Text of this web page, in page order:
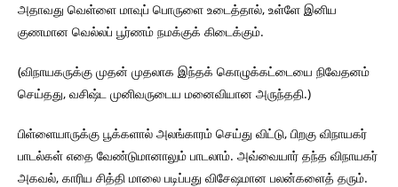
அதாவது வெள்ளை மாவுப் பொருளை உடைத்தால், உள்ளே இனிய
குணமான வெல்லப் பூர்ணம் நமக்குக் கிடைக்கும்.
(விநாயகருக்கு முதன் முதலாக இந்தக் கொழுக்கட்டையை நிவேதனம்
செய்தது, வசிஷ்ட முனிவருடைய மனைவியான அருந்ததி.)
பிள்ளையாருக்கு பூக்களால் அலங்காரம் செய்து விட்டு, பிறகு விநாயகர்
பாடல்கள் எதை வேண்டுமானாலும் பாடலாம். அவ்வையார் தந்த விநாயகர்
அகவல், காரிய சித்தி மாலை படிப்பது விசேஷமான பலன்களைத் தரும்.